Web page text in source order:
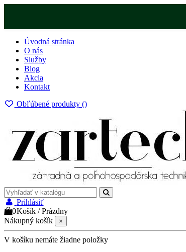
Úvodná stránka
O nás
Služby
Blog
Akcia
Kontakt
Obľúbené produkty ()
Prihlásiť
0Košík /Prázdny
Nákupný košík
×
V košíku nemáte žiadne položky